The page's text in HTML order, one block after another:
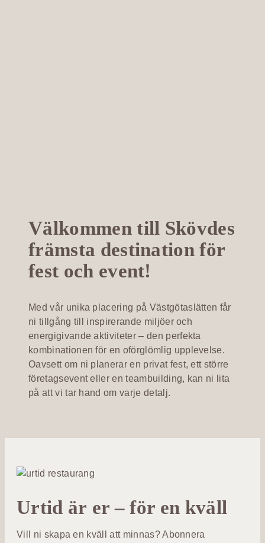
Välkommen till Skövdes
främsta destination för
fest och event!
Med vår unika placering på Västgötaslätten får
ni tillgång till inspirerande miljöer och
energigivande aktiviteter – den perfekta
kombinationen för en oförglömlig upplevelse.
Oavsett om ni planerar en privat fest, ett större
företagsevent eller en teambuilding, kan ni lita
på att vi tar hand om varje detalj.
Urtid är er – för en kväll
Vill ni skapa en kväll att minnas? Abonnera